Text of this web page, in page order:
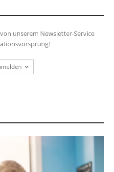
unserem Newsletter-Service